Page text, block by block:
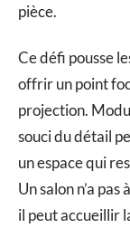
pièce.
Ce défi pousse
offrir un point
projection.
souci du détail
un espace qui
Un salon n’a
il peut accueillir